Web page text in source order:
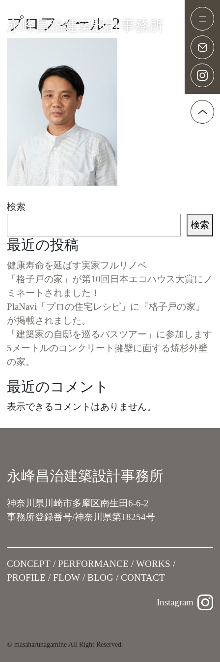
Main Navigation
永峰昌治建築設計事務所
プロフィール-2
検索
検索
最近の投稿
健康寿命を延ばす実家フルリノベ
「格子戸の家」が第10回日本エコハウス大賞にノ
ミネートされました！
PlaNavi「プロの住宅レシピ」に『格子戸の家』
が掲載されました。
「建築家の自邸を巡るバスツアー」に参加します
5メートルのコンクリート擁壁に面する焼杉外壁
の家。
最近のコメント
表示できるコメントはありません。
永峰昌治建築設計事務所
神奈川県川崎市多摩区南生田6-6-2
事務所登録番号/神奈川県第18254号
CONCEPT PERFORMANCE
WORKS
PROFILE
FLOW BLOG CONTACT
Instagram
© masaharunagamine All Right Reserved.